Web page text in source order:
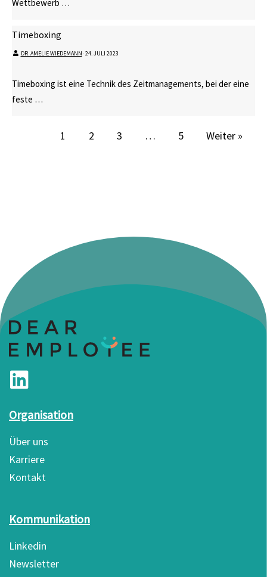
Wettbewerb …
Timeboxing
DR. AMELIE WIEDEMANN⋅ 24. JULI 2023
Timeboxing ist eine Technik des Zeitmanagements, bei der eine
feste …
1 2 3 … 5 Weiter »
Organisation
Über uns
Karriere
Kontakt
Kommunikation
Linkedin
Newsletter